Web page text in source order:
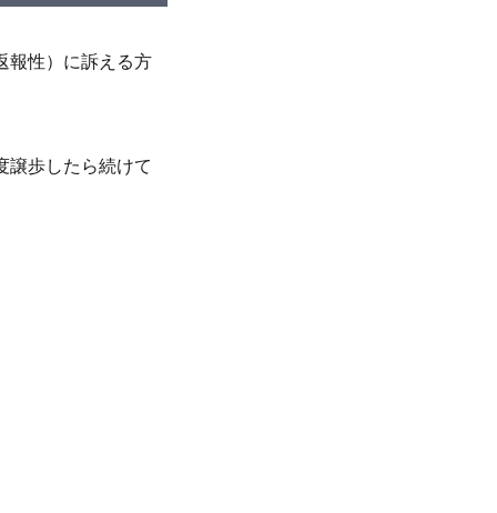
報性）に訴える方
譲歩したら続けて